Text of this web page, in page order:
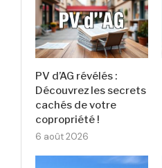
PV d’AG révélés :
Découvrez les secrets
cachés de votre
copropriété !
6 août 2026